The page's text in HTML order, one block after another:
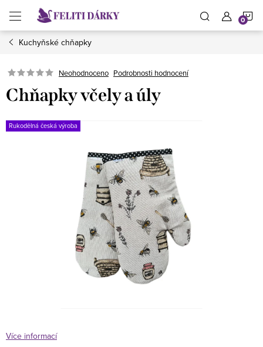
obsah
Kuchyňské chňapky
Neohodnoceno Podrobnosti hodnocení
Chňapky včely a úly
Rukodělná česká výroba
Více informací